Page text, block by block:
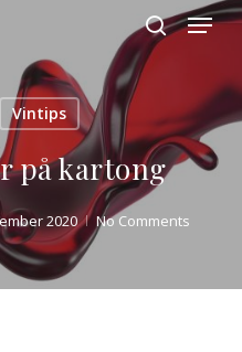
Menu
Vintips
på kartong
2020 No Comments
Menu